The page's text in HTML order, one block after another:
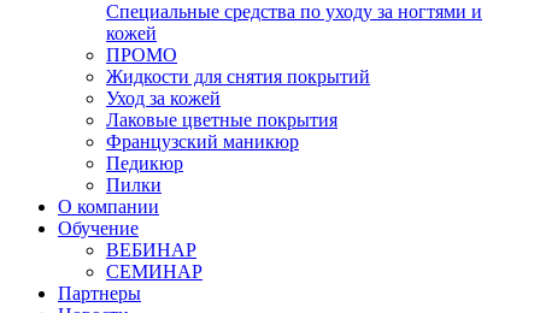
Специальные средства по уходу за ногтями и
кожей
ПРОМО
Жидкости для снятия покрытий
Уход за кожей
Лаковые цветные покрытия
Французский маникюр
Педикюр
Пилки
О компании
Обучение
ВЕБИНАР
СЕМИНАР
Партнеры